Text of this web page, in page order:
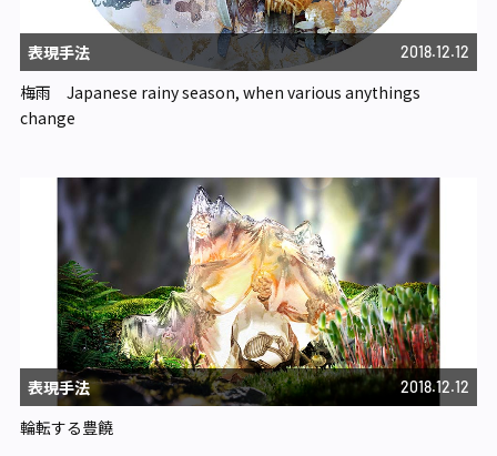
表現手法 2018.12.12
梅雨 Japanese rainy season, when various anythings
change
表現手法 2018.12.12
輪転する豊饒